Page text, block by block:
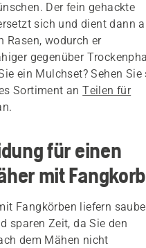
Der fein gehackte
sich und dient dann
Rasen, wodurch er
gegenüber
ein Mulchset? Sehen Sie
Sortiment anTeilen für
für einen
mit Fangkorb
Fangkörben liefern
sparen Zeit, da Sie den
dem Mähen nicht